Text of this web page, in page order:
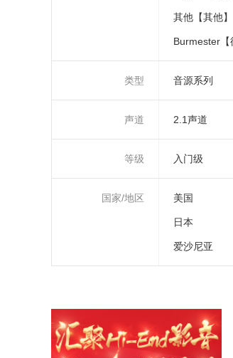
其他【其他】
类型 音源系列
声道 2.1声道
等级 入门级
国家/地区 美国
日本
爱沙尼亚